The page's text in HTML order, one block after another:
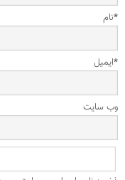
نام*
ایمیل*
وب‌ سایت